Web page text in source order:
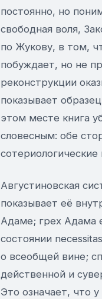
постоянно, но
свободная воля,
по Жукову, в том,
побуждает, но не
реконструкции
показывает
этом месте книга
словесным: обе
Августиновская
показывает её
Адаме; грех Адама
состоянии
о всеобщей вине;
действенной и
Это означает, что